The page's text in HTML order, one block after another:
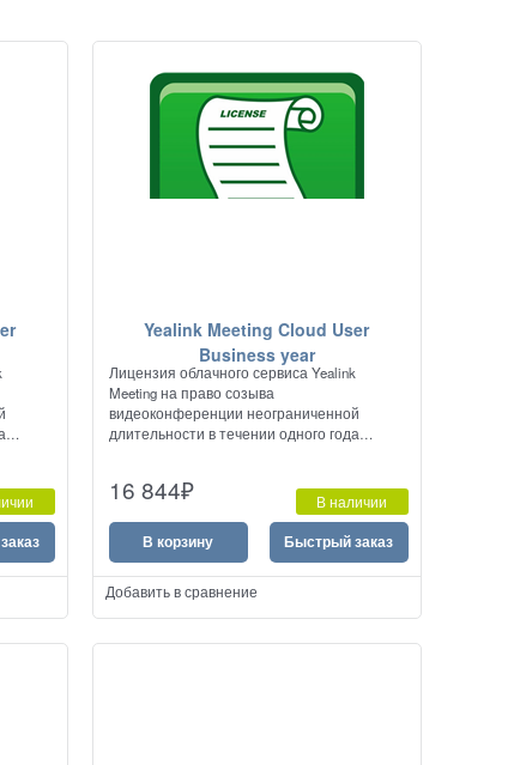
1000-
Yealink Meeting Cloud User
Business year
Лицензия облачного сервиса Yealink
Meeting на право созыва
видеоконференции неограниченной
длительности в течении одного года
16 844₽ В наличии
В корзину Быстрый заказ
Добавить в сравнение